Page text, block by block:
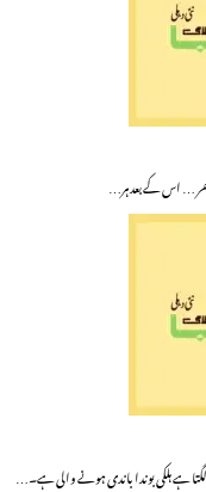
پھر … اس کے بعد ہر…
ہے ہلکی بوندا باندی ہونے والی ہے۔…